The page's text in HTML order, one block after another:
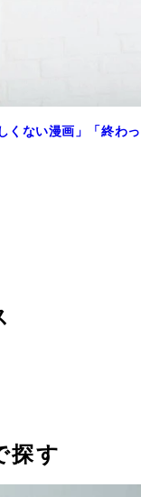
くない漫画」「終わっ
探す